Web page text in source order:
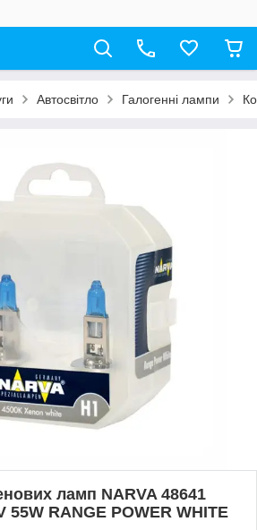
Автосвітло Галогенні лампи
ламп NARVA 48641
55W RANGE POWER WHITE